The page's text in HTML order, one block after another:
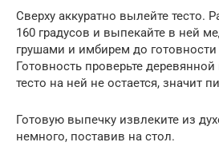
Сверху аккуратно вылейте тесто.
160 градусов и выпекайте в ней
грушами и имбирем до
Готовность проверьте
тесто на ней не остается, значит
Готовую выпечку извлеките из
немного, поставив на стол.